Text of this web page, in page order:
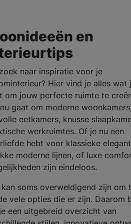
en
naar inspiratie voor je
Hier vind je alles wat
om jouw perfecte ruimte te
gaat om moderne woonkamers,
eetkamers, knusse
werkruimtes. Of je nu een
hebt voor klassieke
moderne lijnen, of luxe
zijn eindeloos.
soms overweldigend zijn om
vele opties die er zijn. Daarom
een uitgebreid overzicht van